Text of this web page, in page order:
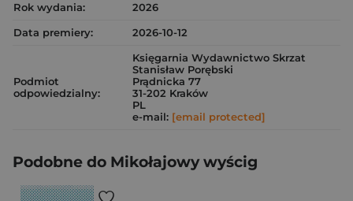
Rok wydania:
2026
Data premiery:
2026-10-12
Podmiot
odpowiedzialny:
Księgarnia Wydawnictwo Skrzat
Stanisław Porębski
Prądnicka 77
31-202 Kraków
PL
e-mail: [email protected]
Podobne do Mikołajowy wyścig